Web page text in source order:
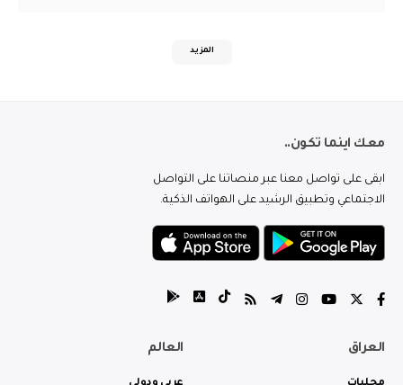
المزيد
معك اينما تكون..
ابقى على تواصل معنا عبر منصاتنا على التواصل
الاجتماعي وتطبيق الرشيد على الهواتف الذكية.
العراق العالم